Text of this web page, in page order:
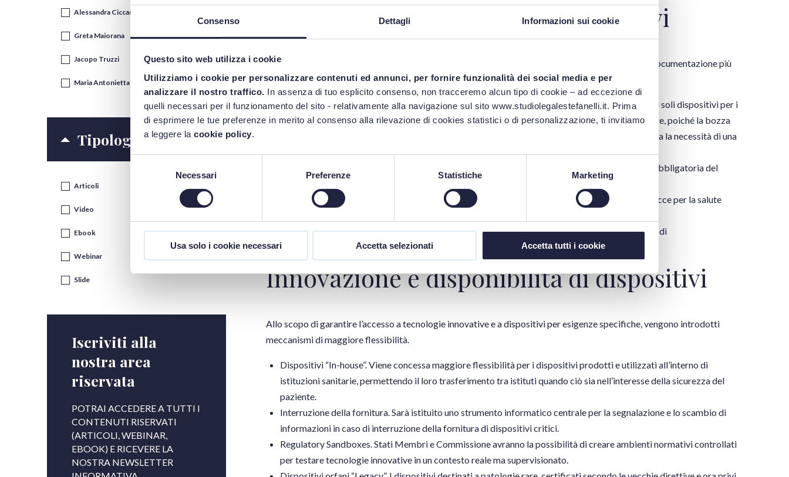
Consenso Dettagli Informazioni sui cookie
Questo sito web utilizza i cookie
Utilizziamo i cookie per personalizzare contenuti ed annunci, per fornire funzionalità dei social media e per
analizzare il nostro traffico. In assenza di tuo esplicito consenso, non tracceremo alcun tipo di cookie – ad eccezione di
quelli necessari per il funzionamento del sito - relativamente alla navigazione sul sito www.studiolegalestefanelli.it. Prima
di esprimere le tue preferenze in merito al consenso alla rilevazione di cookies statistici o di personalizzazione, ti invitiamo
a leggere la cookie policy.
Selezione
Necessari Preferenze Statistiche Marketing
Usa solo i cookie necessari Accetta selezionati Accetta tutti i cookie
Alessandra Ciccarelli
Greta Maiorana
Jacopo Truzzi
Maria Antonietta Portaluri
Tipologia contenuti
Articoli
Video
Ebook
Webinar
Slide
Iscriviti alla
nostra area
riservata
POTRAI ACCEDERE A TUTTI I
CONTENUTI RISERVATI
(ARTICOLI, WEBINAR,
EBOOK) E RICEVERE LA
NOSTRA NEWSLETTER
Riduzione degli oneri amministrativi
Per alleggerire il carico burocratico, la proposta interviene su alcuni degli obblighi di reporting e documentazione più
onerosi.
Sintesi sulla sicurezza e sulla performance (SSCP). L’obbligo di redigere la SSCP viene limitato ai soli dispositivi per i
quali l’organismo notificato deve condurre una valutazione della documentazione tecnica. Inoltre, poiché la bozza
della SSCP è già parte della documentazione sottoposta all’organismo notificato, viene eliminata la necessità di una
sua validazione separata.
Rapporto periodico di aggiornamento sulla sicurezza (PSUR). La frequenza di aggiornamento obbligatoria del
Segnalazione di incidenti gravi. Il termine per la segnalazione di incidenti gravi non legati a minacce per la salute
Studi sulle prestazioni (IVDR). Viene rimossa la notifica obbligatoria per gli studi su diagnostici di
accompagnamento che utilizzano campioni biologici residui.
Innovazione e disponibilità di dispositivi
Allo scopo di garantire l’accesso a tecnologie innovative e a dispositivi per esigenze specifiche, vengono introdotti
meccanismi di maggiore flessibilità.
Dispositivi “In-house”. Viene concessa maggiore flessibilità per i dispositivi prodotti e utilizzati all’interno di
istituzioni sanitarie, permettendo il loro trasferimento tra istituti quando ciò sia nell’interesse della sicurezza del
paziente.
Interruzione della fornitura. Sarà istituito uno strumento informatico centrale per la segnalazione e lo scambio di
informazioni in caso di interruzione della fornitura di dispositivi critici.
Regulatory Sandboxes. Stati Membri e Commissione avranno la possibilità di creare ambienti normativi controllati
per testare tecnologie innovative in un contesto reale ma supervisionato.